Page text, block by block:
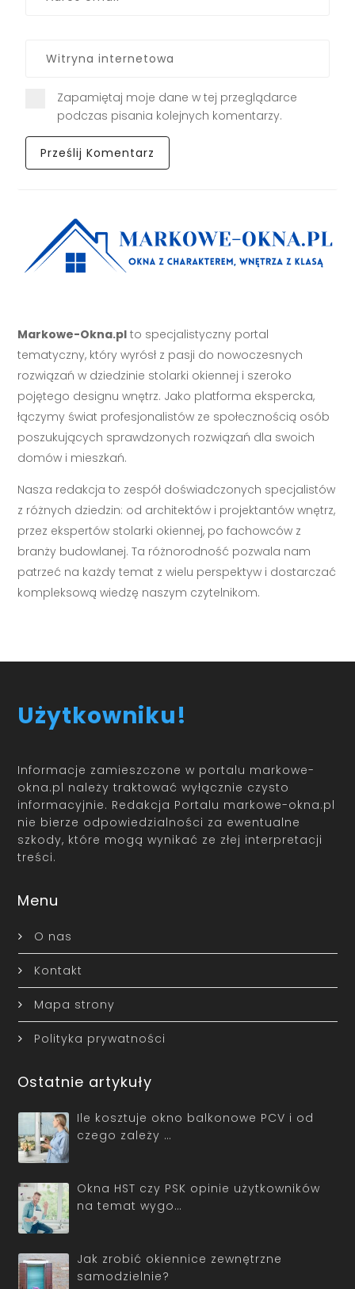
Zapamiętaj moje dane w tej przeglądarce
podczas pisania kolejnych komentarzy.
Markowe-Okna.pl to specjalistyczny portal
tematyczny, który wyrósł z pasji do nowoczesnych
rozwiązań w dziedzinie stolarki okiennej i szeroko
pojętego designu wnętrz. Jako platforma ekspercka,
łączymy świat profesjonalistów ze społecznością osób
poszukujących sprawdzonych rozwiązań dla swoich
domów i mieszkań.
Nasza redakcja to zespół doświadczonych specjalistów
z różnych dziedzin: od architektów i projektantów wnętrz,
przez ekspertów stolarki okiennej, po fachowców z
branży budowlanej. Ta różnorodność pozwala nam
patrzeć na każdy temat z wielu perspektyw i dostarczać
kompleksową wiedzę naszym czytelnikom.
Użytkowniku!
Informacje zamieszczone w portalu markowe-
okna.pl należy traktować wyłącznie czysto
informacyjnie. Redakcja Portalu markowe-okna.pl
nie bierze odpowiedzialności za ewentualne
szkody, które mogą wynikać ze złej interpretacji
treści.
Menu
O nas
Kontakt
Mapa strony
Polityka prywatności
Ostatnie artykuły
Ile kosztuje okno balkonowe PCV i od
czego zależy …
Okna HST czy PSK opinie użytkowników
na temat wygo…
Jak zrobić okiennice zewnętrzne
samodzielnie?